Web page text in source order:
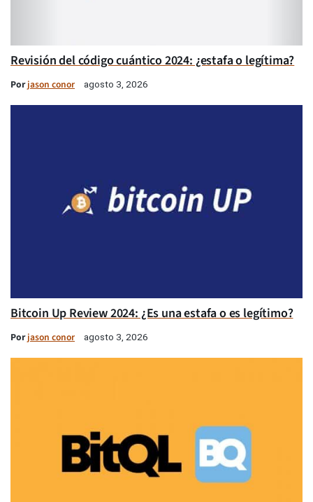
Revisión del código cuántico 2024: ¿estafa o legítima?
Porjason conor agosto 3, 2026
Bitcoin Up Review 2024: ¿Es una estafa o es legítimo?
Porjason conor agosto 3, 2026